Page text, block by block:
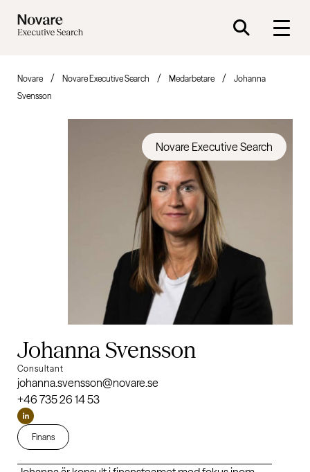
Novare Novare Executive Search Medarbetare
Johanna
Svensson
Johanna Svensson
Consultant
johanna.svensson@novare.se
+46 735 26 14 53
Finans
Novare Executive Search